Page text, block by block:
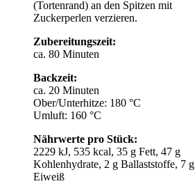
(Tortenrand) an den Spitzen mit
Zuckerperlen verzieren.
Zubereitungszeit:
ca. 80 Minuten
Backzeit:
ca. 20 Minuten
Ober/Unterhitze: 180 °C
Umluft: 160 °C
Nährwerte pro Stück:
2229 kJ, 535 kcal, 35 g Fett, 47 g
Kohlenhydrate, 2 g Ballaststoffe, 7 g
Eiweiß